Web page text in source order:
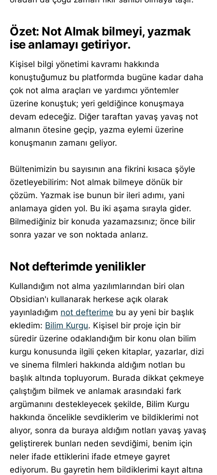
Özet: Not Almak bilmeyi, yazmak
ise anlamayı getiriyor.
Kişisel bilgi yönetimi kavramı hakkında
konuştuğumuz bu platformda bugüne kadar daha
çok not alma araçları ve yardımcı yöntemler
üzerine konuştuk; yeri geldiğince konuşmaya
devam edeceğiz. Diğer taraftan yavaş yavaş not
almanın ötesine geçip, yazma eylemi üzerine
konuşmanın zamanı geliyor.
Bültenimizin bu sayısının ana fikrini kısaca şöyle
özetleyebilirim: Not almak bilmeye dönük bir
çözüm. Yazmak ise bunun bir ileri adımı, yani
anlamaya giden yol. Bu iki aşama sırayla gider.
Bilmediğiniz bir konuda yazamazsınız; önce bilir
sonra yazar ve son noktada anlarız.
Not defterimde yenilikler
Kullandığım not alma yazılımlarından biri olan
Obsidian'ı kullanarak herkese açık olarak
yayınladığım not defterime bu ay yeni bir başlık
ekledim: Bilim Kurgu. Kişisel bir proje için bir
süredir üzerine odaklandığım bir konu olan bilim
kurgu konusunda ilgili çeken kitaplar, yazarlar, dizi
ve sinema filmleri hakkında aldığım notları bu
başlık altında topluyorum. Burada dikkat çekmeye
çalıştığım bilmek ve anlamak arasındaki fark
argümanını destekleyecek şekilde, Bilim Kurgu
hakkında öncelikle sevdiklerim ve bildiklerimi not
alıyor, sonra da buraya aldığım notları yavaş yavaş
geliştirerek bunları neden sevdiğimi, benim için
neler ifade ettiklerini ifade etmeye gayret
ediyorum. Bu gayretin hem bildiklerimi kayıt altına